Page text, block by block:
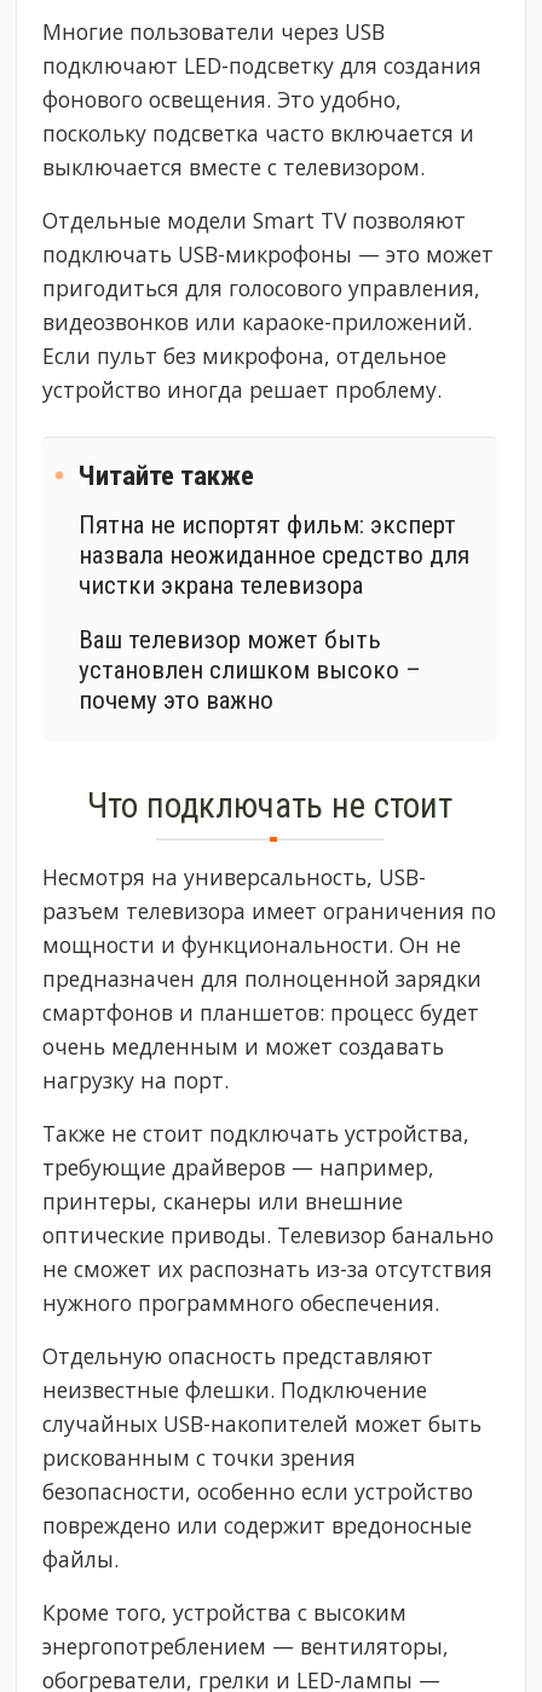
Многие пользователи через USB
подключают LED-подсветку для создания
фонового освещения. Это удобно,
поскольку подсветка часто включается и
выключается вместе с телевизором.
Отдельные модели Smart TV позволяют
подключать USB-микрофоны — это может
пригодиться для голосового управления,
видеозвонков или караоке-приложений.
Если пульт без микрофона, отдельное
устройство иногда решает проблему.
Читайте также
Пятна не испортят фильм: эксперт
назвала неожиданное средство для
чистки экрана телевизора
Ваш телевизор может быть
установлен слишком высоко –
почему это важно
Что подключать не стоит
Несмотря на универсальность, USB-
разъем телевизора имеет ограничения по
мощности и функциональности. Он не
предназначен для полноценной зарядки
смартфонов и планшетов: процесс будет
очень медленным и может создавать
нагрузку на порт.
Также не стоит подключать устройства,
требующие драйверов — например,
принтеры, сканеры или внешние
оптические приводы. Телевизор банально
не сможет их распознать из-за отсутствия
нужного программного обеспечения.
Отдельную опасность представляют
неизвестные флешки. Подключение
случайных USB-накопителей может быть
рискованным с точки зрения
безопасности, особенно если устройство
повреждено или содержит вредоносные
файлы.
Кроме того, устройства с высоким
энергопотреблением — вентиляторы,
обогреватели, грелки и LED-лампы —